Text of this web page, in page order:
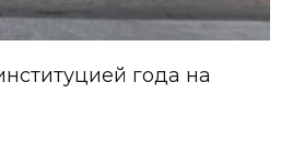
года на